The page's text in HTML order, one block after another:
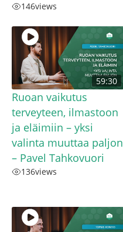
146views
59:30
Ruoan vaikutus
terveyteen, ilmastoon
ja eläimiin – yksi
valinta muuttaa paljon
– Pavel Tahkovuori
136views